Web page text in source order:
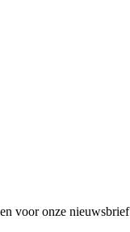
voor onze nieuwsbrief